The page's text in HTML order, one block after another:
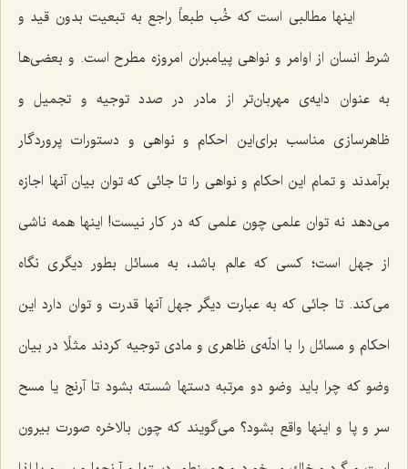
اینها مطالبی است كه خُب طبعاً راجع به تبعیت بدون قید و
شرط انسان از اوامر و نواهی پیامبران امروزه مطرح است. و بعضی‌ها
به عنوان دایه‌ی مهربان‌تر از مادر در صدد توجیه و تجمیل و
ظاهرسازی مناسب برای‌این احكام و نواهی و دستورات پروردگار
برآمدند و تمام این احكام و نواهی را تا جائی كه توان بیان آنها اجازه
می‌دهد نه توان علمی چون علمی كه در كار نیست! اینها همه ناشی
از جهل است؛ كسی كه عالم باشد، به مسائل بطور دیگری نگاه
می‌كند. تا جائی كه به عبارت دیگر جهل آنها قدرت و توان دارد این
احكام و مسائل را با ادلّه‌ی ظاهری و مادی توجیه كردند مثلًا در بیان
وضو كه چرا باید وضو دو مرتبه دستها شسته بشود تا آرنج یا مسح
سر و پا و اینها واقع بشود؟ می‌گویند كه چون بالاخره صورت بیرون